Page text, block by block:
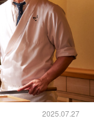
2025.07.27